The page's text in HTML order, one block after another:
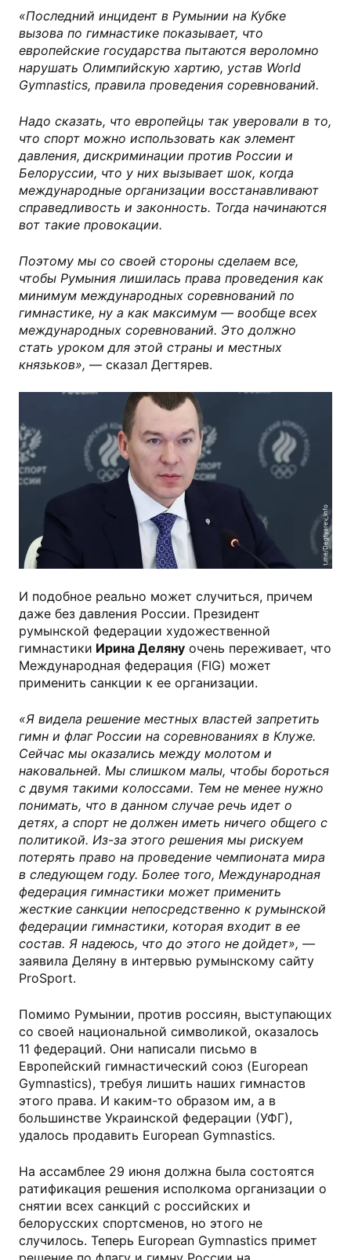
«Последний инцидент в Румынии на Кубке
вызова по гимнастике показывает, что
европейские государства пытаются вероломно
нарушать Олимпийскую хартию, устав World
Gymnastics, правила проведения соревнований.
Надо сказать, что европейцы так уверовали в то,
что спорт можно использовать как элемент
давления, дискриминации против России и
Белоруссии, что у них вызывает шок, когда
международные организации восстанавливают
справедливость и законность. Тогда начинаются
вот такие провокации.
Поэтому мы со своей стороны сделаем все,
чтобы Румыния лишилась права проведения как
минимум международных соревнований по
гимнастике, ну а как максимум — вообще всех
международных соревнований. Это должно
стать уроком для этой страны и местных
князьков», — сказал Дегтярев.
t.me/Degtyarev_Info
И подобное реально может случиться, причем
даже без давления России. Президент
румынской федерации художественной
гимнастики Ирина Деляну очень переживает, что
Международная федерация (FIG) может
применить санкции к ее организации.
«Я видела решение местных властей запретить
гимн и флаг России на соревнованиях в Клуже.
Сейчас мы оказались между молотом и
наковальней. Мы слишком малы, чтобы бороться
с двумя такими колоссами. Тем не менее нужно
понимать, что в данном случае речь идет о
детях, а спорт не должен иметь ничего общего с
политикой. Из-за этого решения мы рискуем
потерять право на проведение чемпионата мира
в следующем году. Более того, Международная
федерация гимнастики может применить
жесткие санкции непосредственно к румынской
федерации гимнастики, которая входит в ее
состав. Я надеюсь, что до этого не дойдет», —
заявила Деляну в интервью румынскому сайту
ProSport.
Помимо Румынии, против россиян, выступающих
со своей национальной символикой, оказалось
11 федераций. Они написали письмо в
Европейский гимнастический союз (European
Gymnastics), требуя лишить наших гимнастов
этого права. И каким-то образом им, а в
большинстве Украинской федерации (УФГ),
удалось продавить European Gymnastics.
На ассамблее 29 июня должна была состоятся
ратификация решения исполкома организации о
снятии всех санкций с российских и
белорусских спортсменов, но этого не
случилось. Теперь European Gymnastics примет